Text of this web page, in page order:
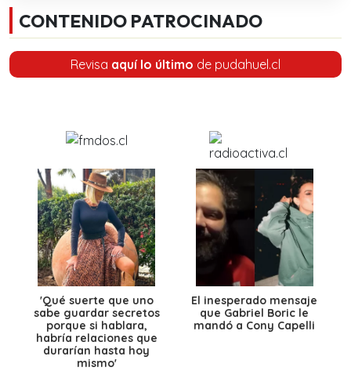
CONTENIDO PATROCINADO
Revisa aquí lo último de pudahuel.cl
'Qué suerte que uno
sabe guardar secretos
porque si hablara,
habría relaciones que
durarían hasta hoy
mismo'
El inesperado mensaje
que Gabriel Boric le
mandó a Cony Capelli